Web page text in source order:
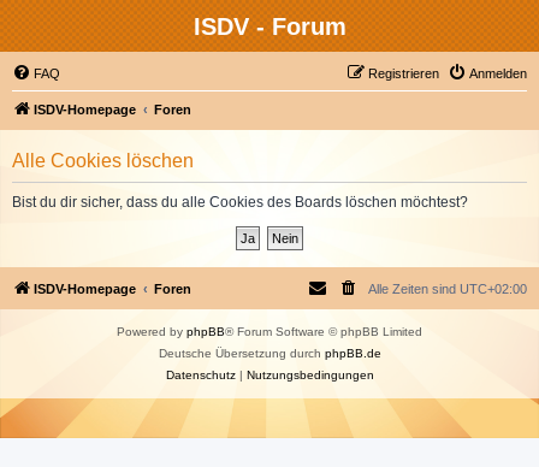
ISDV - Forum
FAQ Anmelden
Registrieren
ISDV-Homepage Foren
Alle Cookies löschen
Bist du dir sicher, dass du alle Cookies des Boards löschen möchtest?
ISDV-Homepage Foren Alle Zeiten sind UTC+02:00
Powered by phpBB® Forum Software © phpBB Limited
Deutsche Übersetzung durch phpBB.de
Datenschutz| Nutzungsbedingungen